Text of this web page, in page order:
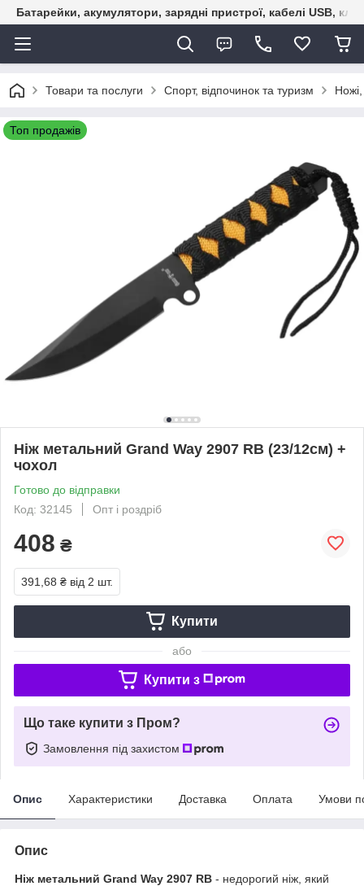
Батарейки, акумулятори, зарядні пристрої, кабелі USB,
Товари та послуги Спорт, відпочинок та туризм
Топ продажів
Ніж метальний Grand Way 2907 RB (23/12см) +
чохол
Готово до відправки
Код: 32145
Опт і роздріб
408 ₴
391,68 ₴ від 2 шт.
Купити
або
Купити з
Що таке купити з Пром?
Замовлення під захистом
Опис Характеристики Доставка Оплата Умови
Опис
Ніж метальний Grand Way 2907 RB - недорогий ніж, який